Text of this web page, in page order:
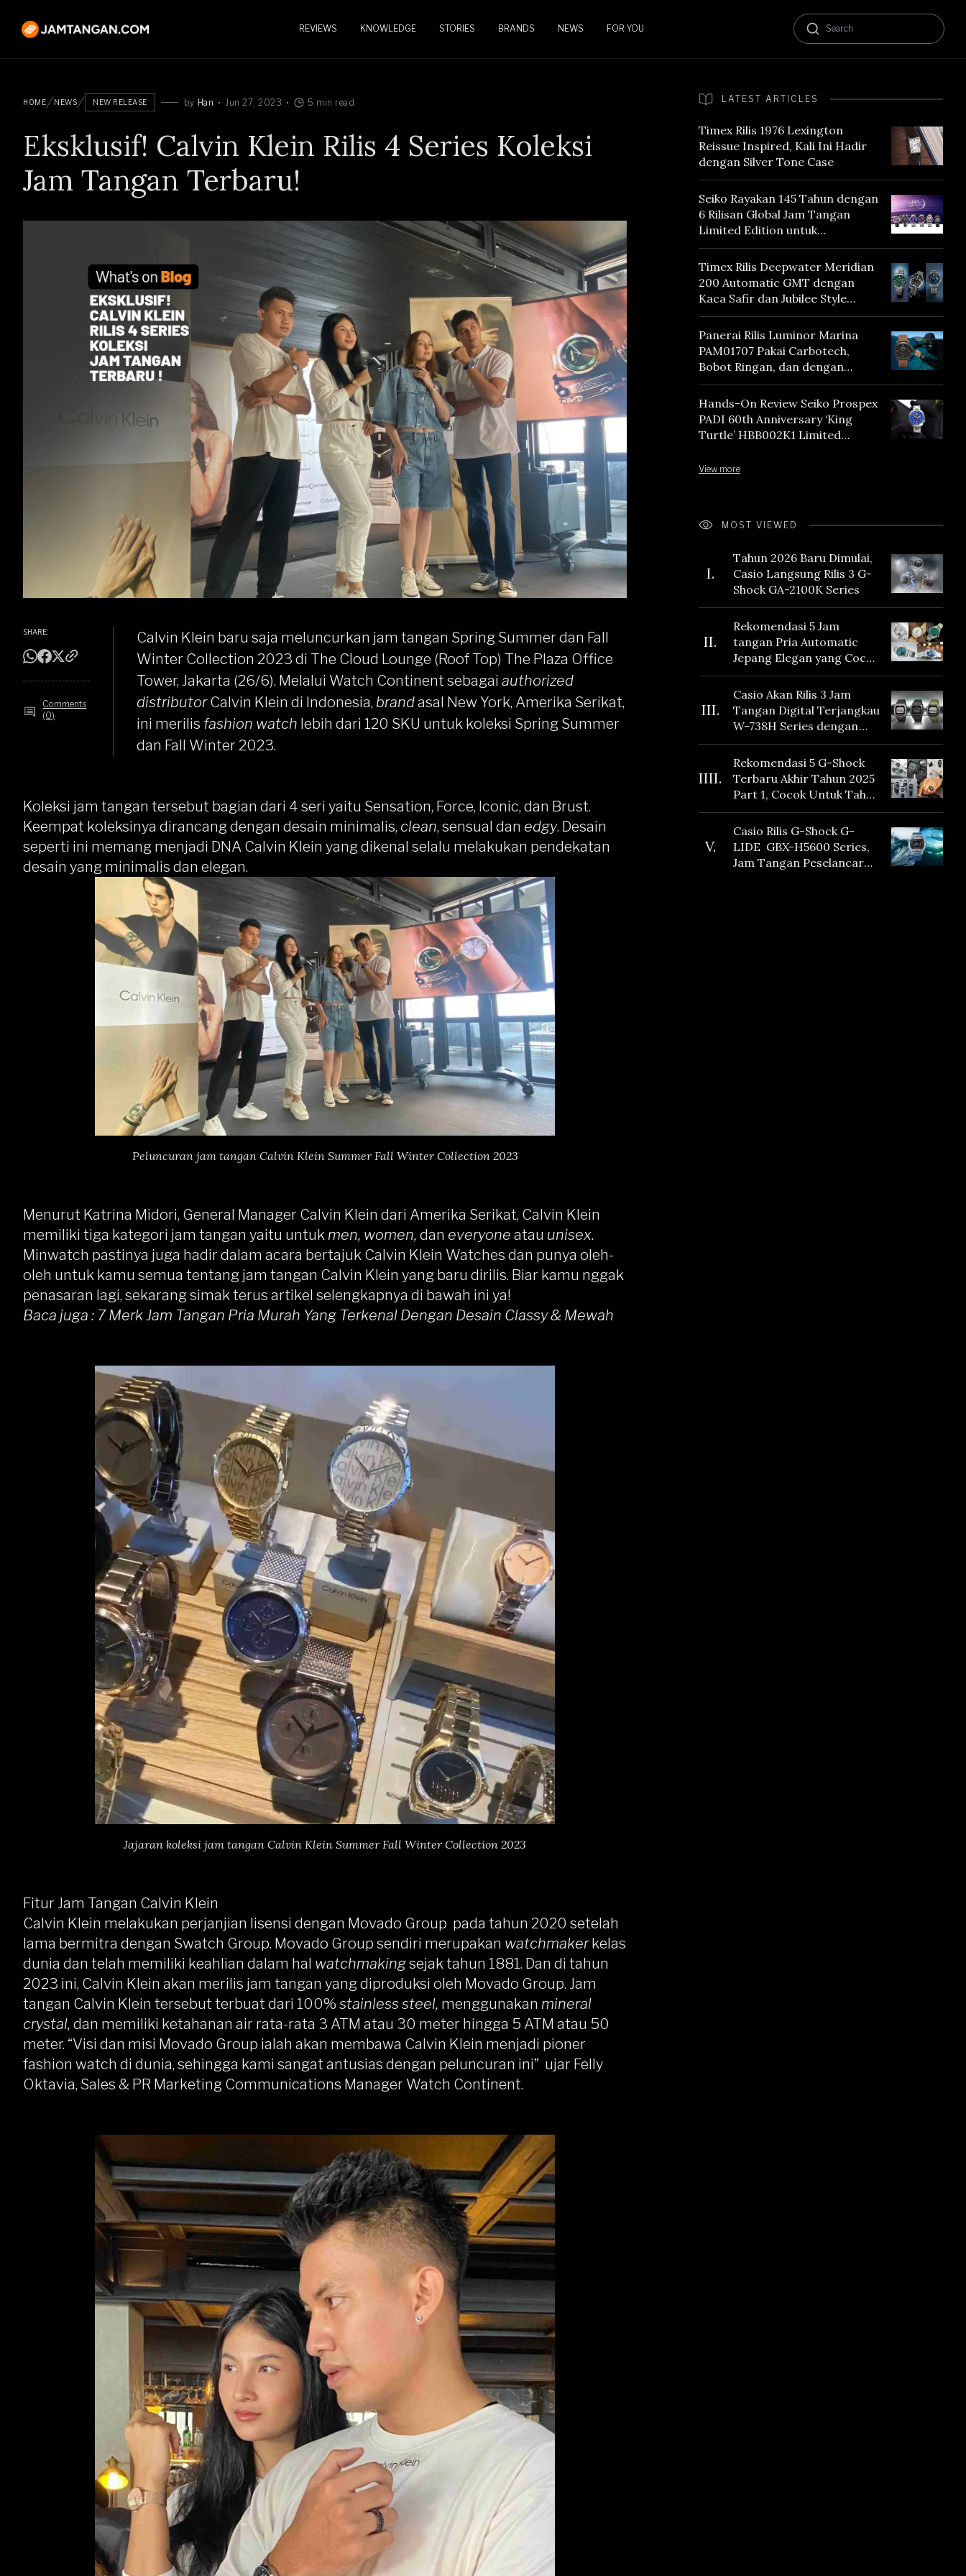
REVIEWS KNOWLEDGE STORIES BRANDS NEWS FOR YOU
HOME NEWS NEW RELEASE by Han Jun 27, 2023 5 min read
Eksklusif! Calvin Klein Rilis 4 Series Koleksi
Jam Tangan Terbaru!
SHARE:
Comments
(0)
Calvin Klein baru saja meluncurkan jam tangan Spring Summer dan Fall
Winter Collection 2023 di The Cloud Lounge (Roof Top) The Plaza Office
Tower, Jakarta (26/6). Melalui Watch Continent sebagai authorized
distributorCalvin Klein di Indonesia, brandasal New York, Amerika Serikat,
ini merilis fashion watch lebih dari 120 SKU untuk koleksi Spring Summer
dan Fall Winter 2023.
Koleksi jam tangan tersebut bagian dari 4 seri yaitu Sensation, Force, Iconic, dan Brust.
Keempat koleksinya dirancang dengan desain minimalis, clean, sensual dan edgy. Desain
seperti ini memang menjadi DNA Calvin Klein yang dikenal selalu melakukan pendekatan
desain yang minimalis dan elegan.
Peluncuran jam tangan Calvin Klein Summer Fall Winter Collection 2023
Menurut Katrina Midori, General Manager Calvin Klein dari Amerika Serikat, Calvin Klein
memiliki tiga kategori jam tangan yaitu untuk men, women, dan everyone atau unisex.
Minwatch pastinya juga hadir dalam acara bertajuk Calvin Klein Watches dan punya oleh-
oleh untuk kamu semua tentang jam tangan Calvin Klein yang baru dirilis. Biar kamu nggak
penasaran lagi, sekarang simak terus artikel selengkapnya di bawah ini ya!
Baca juga : 7 Merk Jam Tangan Pria Murah Yang Terkenal Dengan Desain Classy & Mewah
Jajaran koleksi jam tangan Calvin Klein Summer Fall Winter Collection 2023
Fitur Jam Tangan Calvin Klein
Calvin Klein melakukan perjanjian lisensi dengan Movado Group pada tahun 2020 setelah
lama bermitra dengan Swatch Group. Movado Group sendiri merupakan watchmakerkelas
dunia dan telah memiliki keahlian dalam hal watchmakingsejak tahun 1881. Dan di tahun
2023 ini, Calvin Klein akan merilis jam tangan yang diproduksi oleh Movado Group. Jam
tangan Calvin Klein tersebut terbuat dari 100% stainless steel, menggunakan mineral
crystal, dan memiliki ketahanan air rata-rata 3 ATM atau 30 meter hingga 5 ATM atau 50
meter. “Visi dan misi Movado Group ialah akan membawa Calvin Klein menjadi pioner
fashion watch di dunia, sehingga kami sangat antusias dengan peluncuran ini” ujar Felly
Oktavia, Sales & PR Marketing Communications Manager Watch Continent.
LATEST ARTICLES
Timex Rilis 1976 Lexington
Reissue Inspired, Kali Ini Hadir
dengan Silver Tone Case
Seiko Rayakan 145 Tahun dengan
6 Rilisan Global Jam Tangan
Limited Edition untuk
Menghormati Edo Purple,
Warna yang Mencerminkan
Warisan Tokyo
Timex Rilis Deepwater Meridian
200 Automatic GMT dengan
Kaca Safir dan Jubilee Style
Bracelet
Panerai Rilis Luminor Marina
PAM01707 Pakai Carbotech,
Bobot Ringan, dan dengan
Vintage Vibes
Hands-On Review Seiko Prospex
PADI 60th Anniversary ‘King
Turtle’ HBB002K1 Limited
View more
MOST VIEWED
I.
Tahun 2026 Baru Dimulai,
Casio Langsung Rilis 3 G-
Shock GA-2100K Series
II.
Rekomendasi 5 Jam
tangan Pria Automatic
Jepang Elegan yang Cocok
Dikoleksi di 2026
III.
Casio Akan Rilis 3 Jam
Tangan Digital Terjangkau
W-738H Series dengan
Masa Baterai 10 Tahun
dan Fitur Vibration
IIII.
Rekomendasi 5 G-Shock
Terbaru Akhir Tahun 2025
Part 1, Cocok Untuk Tahun
Baru!
V.
Casio Rilis G-Shock G-
LIDE GBX-H5600 Series,
Jam Tangan Peselancar